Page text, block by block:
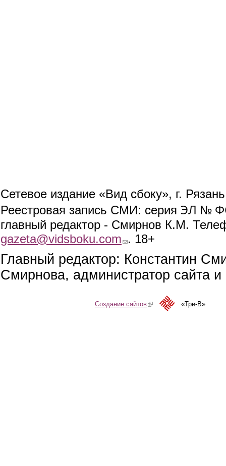
Сетевое издание «Вид сбоку», г.
Реестровая запись СМИ: серия ЭЛ №
главный редактор - Смирнов К.М.
gazeta@vidsboku.com (link sends e-mail)
. 18+
Главный редактор: Константин
Смирнова, администратор сайта
Создание сайтов(link is external)«Три-В»